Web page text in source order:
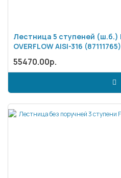
Лестница 5 ступеней (ш.б.) Flexinox SPECIAL
OVERFLOW AISI-316 (87111765)
55470.00р.